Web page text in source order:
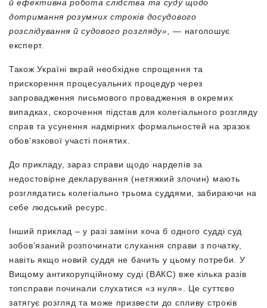
й ефективна робота слідства та суду щодо
дотримання розумних строків досудового
розслідування й судового розгляду»,— наголошує
експерт.
Також Україні вкрай необхідне спрощення та
прискорення процесуальних процедур через
запровадження письмового провадження в окремих
випадках, скорочення підстав для колегіального розгляду
справ та усунення надмірних формальностей на зразок
обов’язкової участі понятих.
До прикладу, зараз справи щодо нардепів за
недостовірне декларування (нетяжкий злочин) мають
розглядатись колегіально трьома суддями, забираючи на
себе людський ресурс.
Інший приклад – у разі заміни хоча б одного судді суд
зобов’язаний розпочинати слухання справи з початку,
навіть якщо новий суддя не бачить у цьому потреби. У
Вищому антикорупційному суді (ВАКС) вже кілька разів
топсправи починали слухатися «з нуля». Це суттєво
затягує розгляд та може призвести до спливу строків